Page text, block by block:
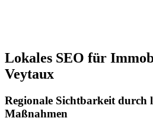
Lokales SEO für
Veytaux
Regionale Sichtbarkeit durch
Maßnahmen